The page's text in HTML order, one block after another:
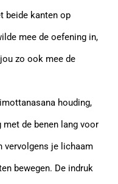
beide kanten op
mee de oefening in,
zo ook mee de
houding,
de benen lang voor
vervolgens je lichaam
bewegen. De indruk